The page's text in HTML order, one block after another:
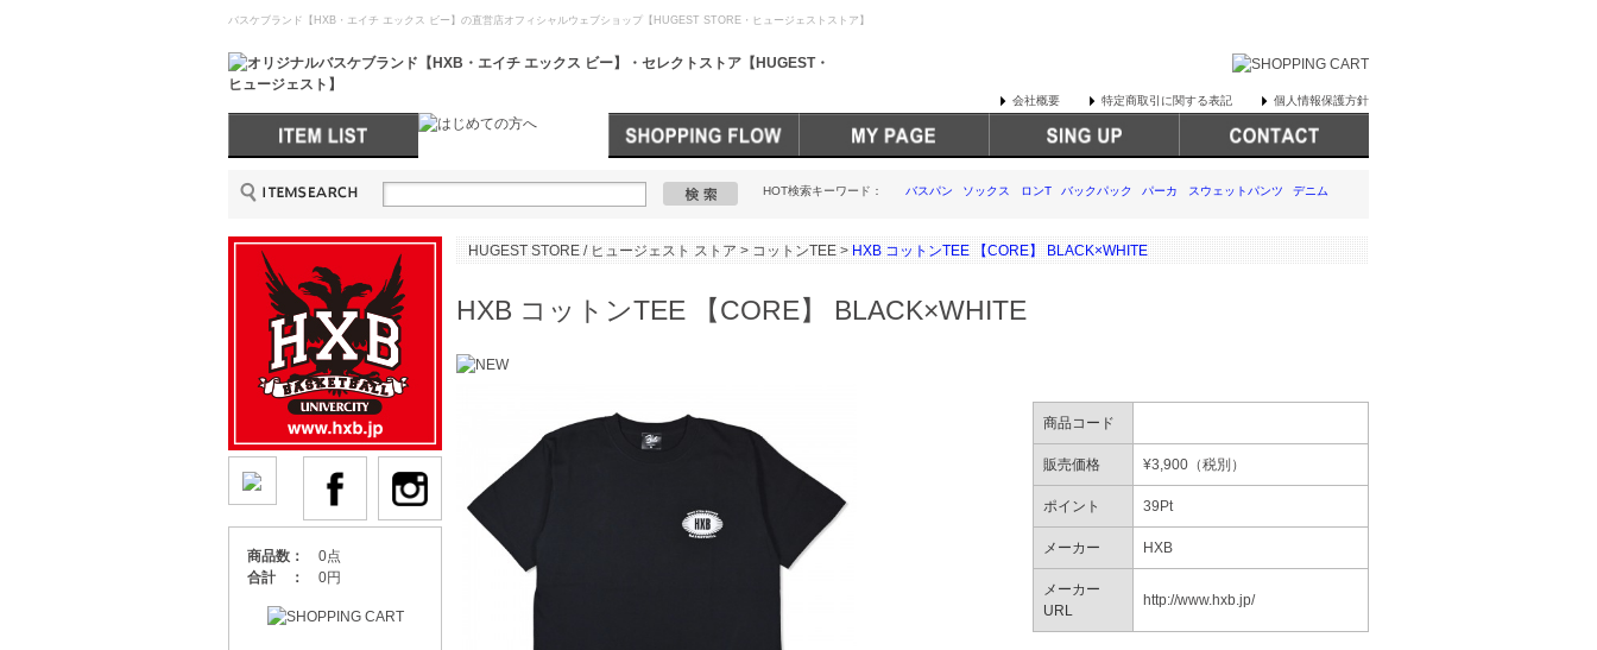
バスケブランド【HXB・エイチ エックス ビー】の直営店オフィシャルウェブショップ【HUGEST STORE・ヒュージェストストア】
会社概要 特定商取引に関する表記 個人情報保護方針
HOT検索キーワード： バスパン ソックス ロンT バックパック パーカ スウェットパンツ デニム
HUGEST STORE / ヒュージェスト ストア>コットンTEE>HXB コットンTEE 【CORE】 BLACK×WHITE
HXB コットンTEE 【CORE】 BLACK×WHITE
商品コード
販売価格 ¥3,900 （税別）
ポイント 39 Pt
メーカー HXB
メーカー
URL
http://www.hxb.jp/
商品数：
0点
合計 ：
0円